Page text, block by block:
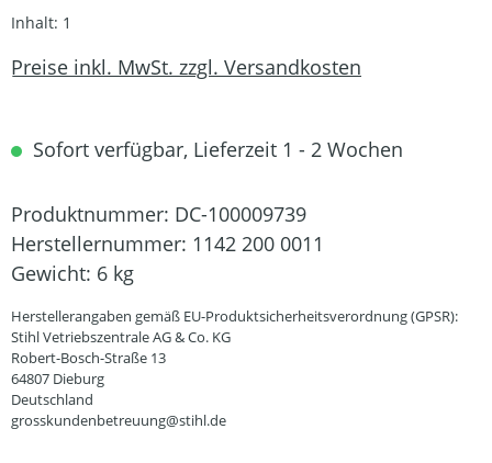
Inhalt: 1
Preise inkl. MwSt. zzgl. Versandkosten
Sofort verfügbar, Lieferzeit 1 - 2 Wochen
Produktnummer: DC-100009739
Herstellernummer: 1142 200 0011
Gewicht: 6 kg
Herstellerangaben gemäß EU-Produktsicherheitsverordnung (GPSR):
Stihl Vetriebszentrale AG & Co. KG
Robert-Bosch-Straße 13
64807 Dieburg
Deutschland
grosskundenbetreuung@stihl.de